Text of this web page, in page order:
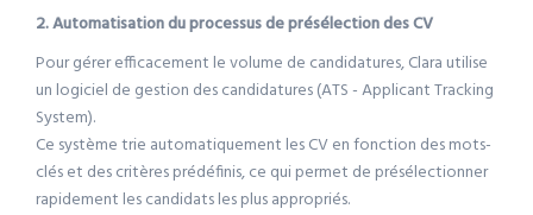
2. Automatisation du processus de présélection des CV
Pour gérer efficacement le volume de candidatures, Clara utilise
un logiciel de gestion des candidatures (ATS - Applicant Tracking
System).
Ce système trie automatiquement les CV en fonction des mots-
clés et des critères prédéfinis, ce qui permet de présélectionner
rapidement les candidats les plus appropriés.